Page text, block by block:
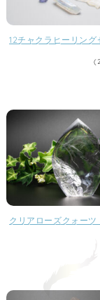
12チャクラヒーリング
クリアローズクォーツ